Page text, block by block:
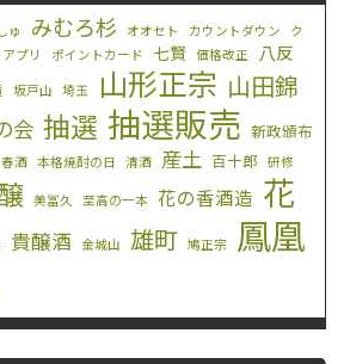
ゅ みむろ杉 オオセト カウントダウン
ク
プリ ポイントカード 七賢 価格改正
八反
坂戸山 埼玉 山形正宗 山田錦
会 抽選 抽選販売 新政頒布
春酒 本格焼酎の日 清酒 産土 百十郎 研修
美冨久 至高の一本 花の香酒造 花
貴醸酒 金城山 雄町 鳩正宗
鳳凰